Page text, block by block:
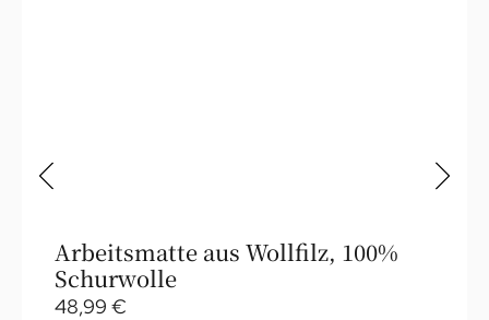
Arbeitsmatte aus Wollfilz, 100%
Schurwolle
48,99 €